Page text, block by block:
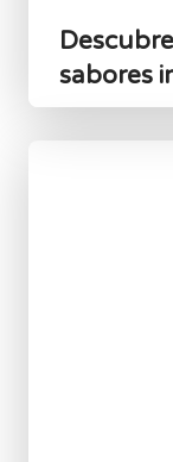
sabores